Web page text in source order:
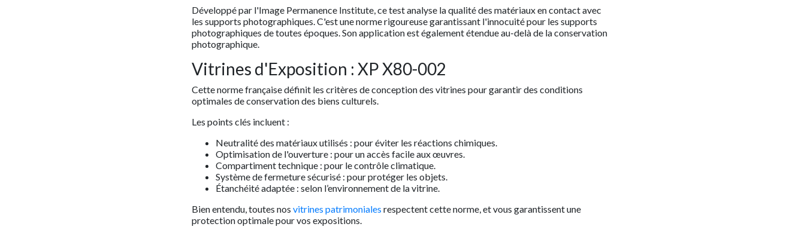
Développé par l'Image Permanence Institute, ce test analyse la qualité des matériaux en contact avec
les supports photographiques. C'est une norme rigoureuse garantissant l'innocuité pour les supports
photographiques de toutes époques. Son application est également étendue au-delà de la conservation
photographique.
Vitrines d'Exposition : XP X80-002
Cette norme française définit les critères de conception des vitrines pour garantir des conditions
optimales de conservation des biens culturels.
Les points clés incluent :
Neutralité des matériaux utilisés : pour éviter les réactions chimiques.
Optimisation de l'ouverture : pour un accès facile aux œuvres.
Compartiment technique : pour le contrôle climatique.
Système de fermeture sécurisé : pour protéger les objets.
Étanchéité adaptée : selon l’environnement de la vitrine.
Bien entendu, toutes nosvitrines patrimoniales respectent cette norme, et vous garantissent une
protection optimale pour vos expositions.